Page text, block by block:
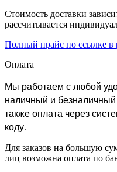
Стоимость доставки
рассчитывается
Полный прайс по ссылке в
Оплата
Мы работаем с любой
наличный и
также оплата через
коду.
Для заказов на большую
лиц возможна оплата по